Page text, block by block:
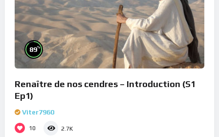
89%
Renaître de nos cendres – Introduction (S1
Ep1)
Viter7960
10 2.7K